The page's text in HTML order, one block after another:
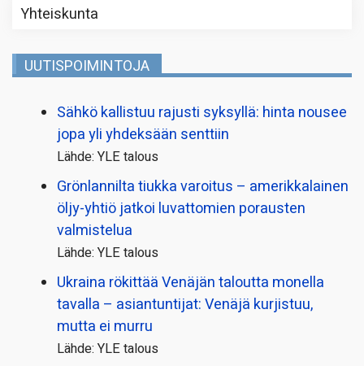
Yhteiskunta
UUTISPOIMINTOJA
Sähkö kallistuu rajusti syksyllä: hinta nousee
jopa yli yhdeksään senttiin
Lähde: YLE talous
Grönlannilta tiukka varoitus – amerikkalainen
öljy-yhtiö jatkoi luvattomien porausten
valmistelua
Lähde: YLE talous
Ukraina rökittää Venäjän taloutta monella
tavalla – asiantuntijat: Venäjä kurjistuu,
mutta ei murru
Lähde: YLE talous